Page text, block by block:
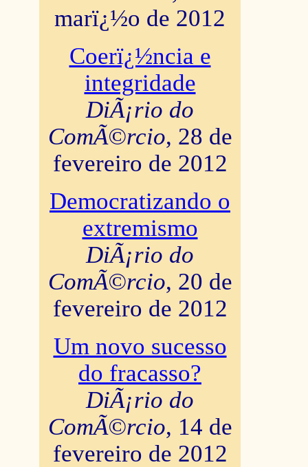
marï¿½o de 2012
Coerï¿½ncia e
integridade
DiÃ¡rio do
ComÃ©rcio, 28 de
fevereiro de 2012
Democratizando o
extremismo
DiÃ¡rio do
ComÃ©rcio, 20 de
fevereiro de 2012
Um novo sucesso
do fracasso?
DiÃ¡rio do
ComÃ©rcio, 14 de
fevereiro de 2012